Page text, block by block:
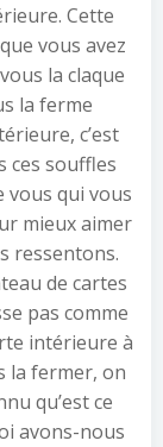
Cette
vous avez
la claque
la ferme
c’est
ces souffles
vous qui vous
mieux aimer
ressentons.
de cartes
pas comme
intérieure à
la fermer, on
qu’est ce
avons-nous